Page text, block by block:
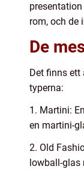
rom, och de
De
Det finns ett
typerna:
1. Martini:
en martini-
2. Old
lowball-glas